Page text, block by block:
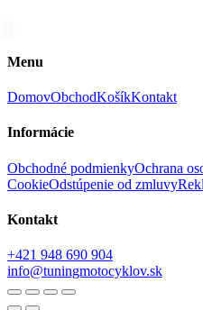
Menu
DomovObchodKošíkKontakt
Informácie
Obchodné podmienkyOchrana
CookieOdstúpenie od zmluvy
Kontakt
+421 948 690 904
info@tuningmotocyklov.sk